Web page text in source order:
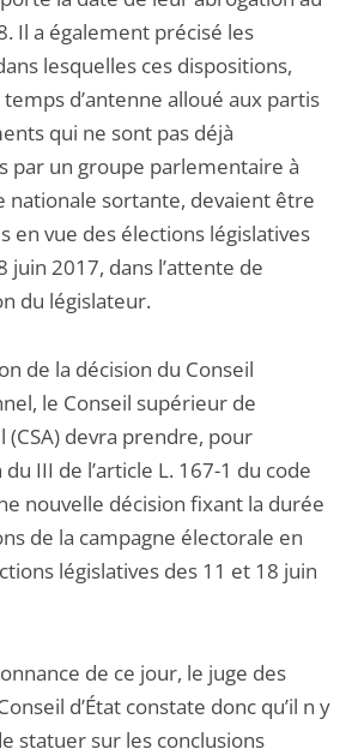
Il a également précisé les
lesquelles ces dispositions,
d’antenne alloué aux partis
qui ne sont pas déjà
par un groupe parlementaire à
nationale sortante, devaient être
en vue des élections législatives
juin 2017, dans l’attente de
du législateur.
de la décision du Conseil
le Conseil supérieur de
(CSA) devra prendre, pour
du III de l’article L. 167-1 du code
nouvelle décision fixant la durée
de la campagne électorale en
législatives des 11 et 18 juin
de ce jour, le juge des
d’État constate donc qu’il n y
statuer sur les conclusions